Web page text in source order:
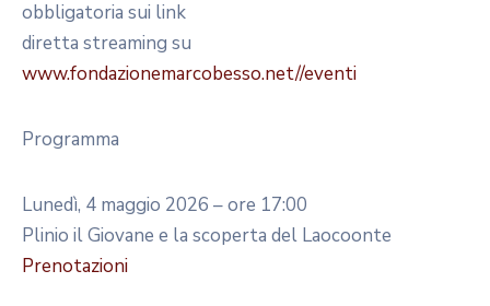
obbligatoria sui link
diretta streaming su
www.fondazionemarcobesso.net//eventi
Programma
Lunedì, 4 maggio 2026 – ore 17:00
Plinio il Giovane e la scoperta del Laocoonte
Prenotazioni